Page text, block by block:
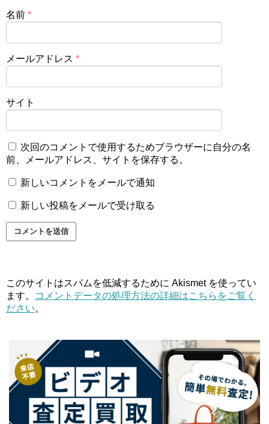
名前 *
メールアドレス *
サイト
次回のコメントで使用するためブラウザーに自分の名
前、メールアドレス、サイトを保存する。
新しいコメントをメールで通知
新しい投稿をメールで受け取る
このサイトはスパムを低減するために Akismet を使ってい
ます。
コメントデータの処理方法の詳細はこちらをご覧く
ださい。